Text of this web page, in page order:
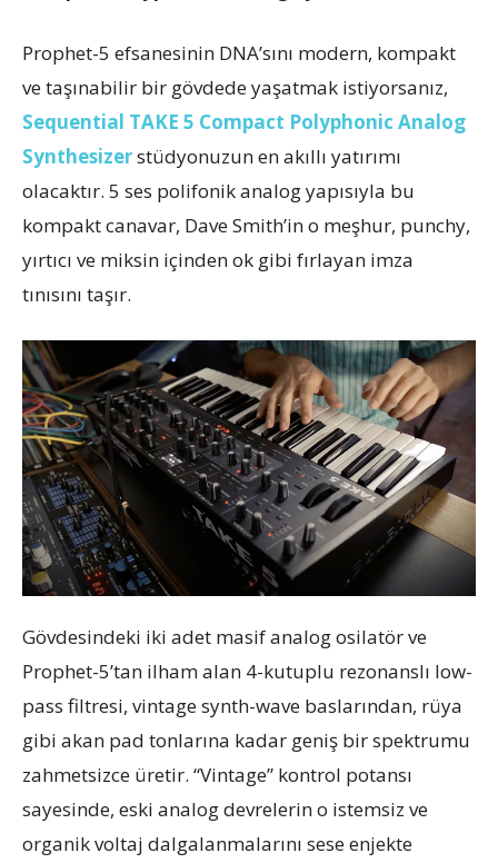
Prophet-5 efsanesinin DNA’sını modern, kompakt
ve taşınabilir bir gövdede yaşatmak istiyorsanız,
Sequential TAKE 5 Compact Polyphonic Analog
Synthesizerstüdyonuzun en akıllı yatırımı
olacaktır. 5 ses polifonik analog yapısıyla bu
kompakt canavar, Dave Smith’in o meşhur, punchy,
yırtıcı ve miksin içinden ok gibi fırlayan imza
tınısını taşır.
Gövdesindeki iki adet masif analog osilatör ve
Prophet-5’tan ilham alan 4-kutuplu rezonanslı low-
pass filtresi, vintage synth-wave baslarından, rüya
gibi akan pad tonlarına kadar geniş bir spektrumu
zahmetsizce üretir. “Vintage” kontrol potansı
sayesinde, eski analog devrelerin o istemsiz ve
organik voltaj dalgalanmalarını sese enjekte